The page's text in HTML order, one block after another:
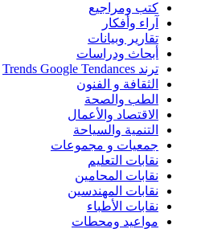
كتب ومراجيع
آراء وأفكار
تقارير وبيانات
أبحاث ودراسات
ترند Trends Google Tendances
الثقافة و الفنون
الطب والصحة
الاقتصاد والأعمال
التنمية والسياحة
جمعيات و مجموعات
نقابات التعليم
نقابات المحامين
نقابات المهندسين
نقابات الأطباء
مواعيد ومحطات